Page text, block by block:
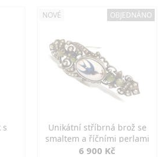
s
NOVÉ OBJEDNÁNO
Unikátní stříbrná brož se
smaltem a říčními perlami
6 900 Kč